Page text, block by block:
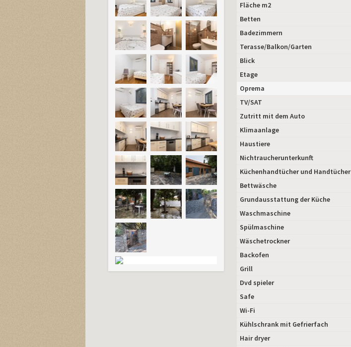
Fläche m2
Betten
Badezimmern
Terasse/Balkon/Garten
Blick
Etage
Oprema
TV/SAT
Zutritt mit dem Auto
Klimaanlage
Haustiere
Nichtraucherunterkunft
Küchenhandtücher und Handtücher
Bettwäsche
Grundausstattung der Küche
Waschmaschine
Spülmaschine
Wäschetrockner
Backofen
Grill
Dvd spieler
Safe
Wi-Fi
Kühlschrank mit Gefrierfach
Hair dryer